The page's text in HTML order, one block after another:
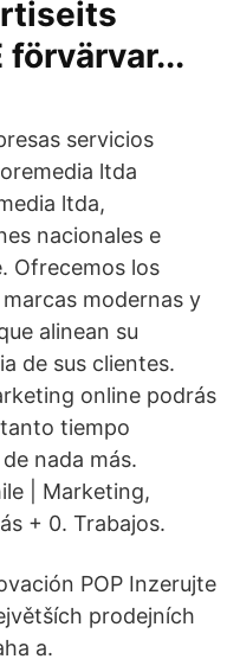
förvärvar...
servicios
ltda
ltda,
nacionales e
Ofrecemos los
modernas y
alinean su
de sus clientes.
online podrás
tiempo
nada más.
| Marketing,
+ 0. Trabajos.
POP Inzerujte
prodejních
a.